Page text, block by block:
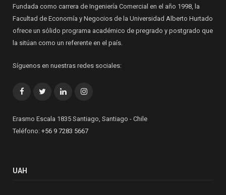
Fundada como carrera de Ingeniería Comercial en el año 1998, la
Facultad de Economía y Negocios de la Universidad Alberto Hurtado
ofrece un sólido programa académico de pregrado y postgrado que
la sitúan como un referente en el país.
Síguenos en nuestras redes sociales:
FacebookTwitterLinkedInInstagram
Erasmo Escala 1835 Santiago, Santiago - Chile
Teléfono: +56 9 7283 5667
UAH